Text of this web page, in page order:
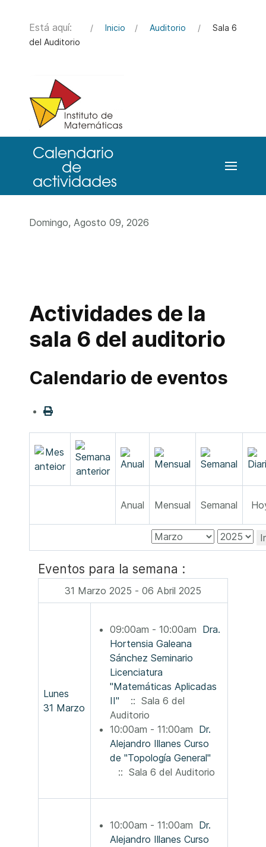
Está aquí: Inicio Auditorio
Sala 6
del Auditorio
Domingo, Agosto 09, 2026
Actividades de la
sala 6 del auditorio
Calendario de eventos
Anual Mensual Semanal
Eventos para la semana :
31 Marzo 2025 - 06 Abril 2025
Lunes
31 Marzo
09:00am - 10:00am Dra.
Hortensia Galeana
Sánchez Seminario
Licenciatura
"Matemáticas Aplicadas
II"
:: Sala 6 del
Auditorio
10:00am - 11:00am Dr.
Alejandro Illanes Curso
de "Topología General"
:: Sala 6 del Auditorio
10:00am - 11:00am Dr.
Alejandro Illanes Curso